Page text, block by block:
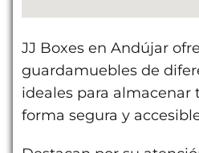
JJ Boxes en Andújar
guardamuebles de
ideales para almacenar
forma segura y